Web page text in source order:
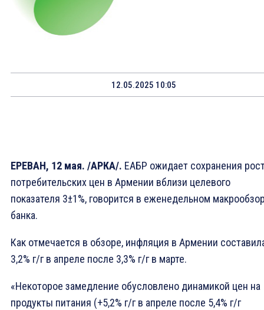
12.05.2025 10:05
ЕРЕВАН, 12 мая. /АРКА/. ЕАБР ожидает сохранения
потребительских цен в Армении вблизи целевого
показателя 3±1%, говорится в еженедельном
банка.
Как отмечается в обзоре, инфляция в Армении
3,2% г/г в апреле после 3,3% г/г в марте.
«Некоторое замедление обусловлено динамикой цен на
продукты питания (+5,2% г/г в апреле после 5,4% г/г